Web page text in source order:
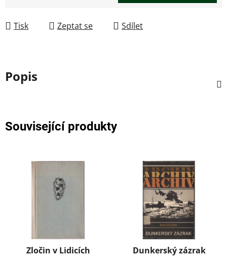
Tisk Zeptat se Sdílet
Popis
Související produkty
Zločin v Lidicích Dunkerský zázrak